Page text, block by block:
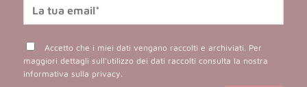
Accetto che i miei dati vengano raccolti e archiviati. Per
maggiori dettagli sull'utilizzo dei dati raccolti consulta la nostra
informativa sulla privacy